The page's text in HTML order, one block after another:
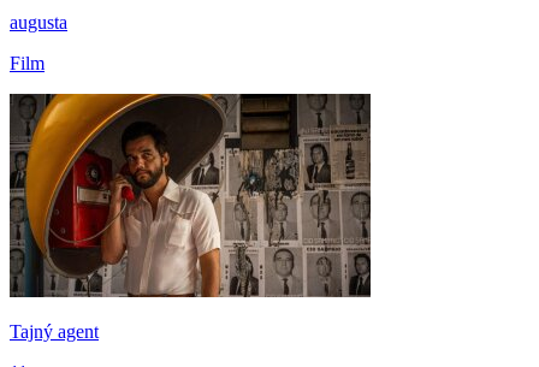
augusta
Film
Tajný agent